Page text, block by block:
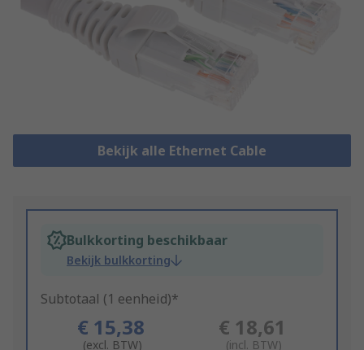
Bekijk alle Ethernet Cable
Bulkkorting beschikbaar
Bekijk bulkkorting
Subtotaal (1 eenheid)*
€ 15,38
(excl. BTW)
€ 18,61
(incl. BTW)